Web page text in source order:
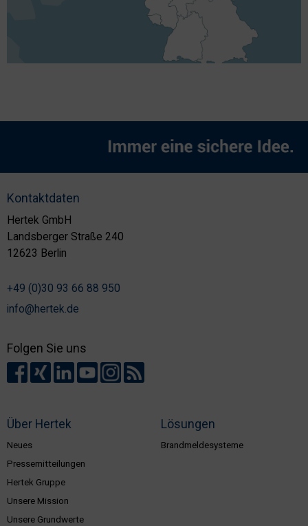
Über Hertek
Neues
Pressemitteilungen
Hertek Gruppe
Unsere Mission
Unsere Grundwerte
Lösungen
Brandmeldesysteme
Kontaktdaten
Hertek GmbH
Landsberger Straße 240
12623 Berlin
+49 (0)30 93 66 88 950
info@hertek.de
Folgen Sie uns